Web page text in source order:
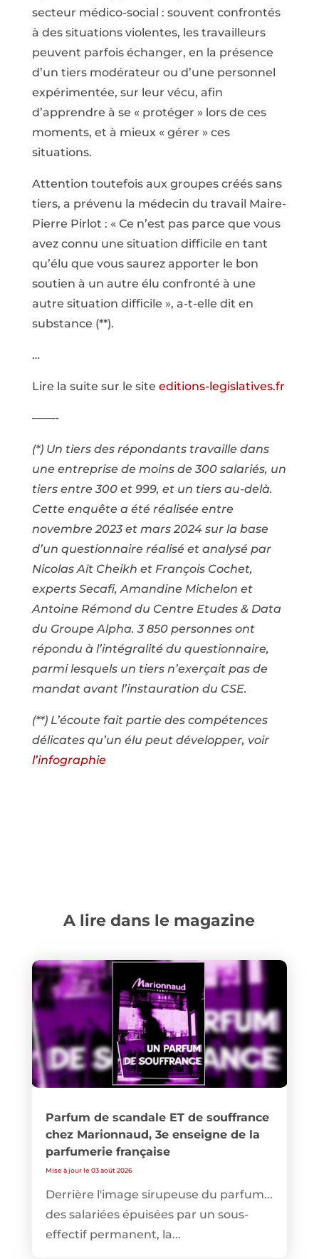
secteur médico-social : souvent confrontés
à des situations violentes, les travailleurs
peuvent parfois échanger, en la présence
d’un tiers modérateur ou d’une personnel
expérimentée, sur leur vécu, afin
d’apprendre à se « protéger » lors de ces
moments, et à mieux « gérer » ces
situations.
Attention toutefois aux groupes créés sans
tiers, a prévenu la médecin du travail Maire-
Pierre Pirlot : « Ce n’est pas parce que vous
avez connu une situation difficile en tant
qu’élu que vous saurez apporter le bon
soutien à un autre élu confronté à une
autre situation difficile », a-t-elle dit en
substance (**).
…
Lire la suite sur le site editions-legislatives.fr
——-
(*) Un tiers des répondants travaille dans
une entreprise de moins de 300 salariés, un
tiers entre 300 et 999, et un tiers au-delà.
Cette enquête a été réalisée entre
novembre 2023 et mars 2024 sur la base
d’un questionnaire réalisé et analysé par
Nicolas Aït Cheikh et François Cochet,
experts Secafi, Amandine Michelon et
Antoine Rémond du Centre Etudes & Data
du Groupe Alpha. 3 850 personnes ont
répondu à l’intégralité du questionnaire,
parmi lesquels un tiers n’exerçait pas de
mandat avant l’instauration du CSE.
(**) L’écoute fait partie des compétences
délicates qu’un élu peut développer, voir
l’infographie
A lire dans le magazine
Parfum de scandale ET de souffrance
chez Marionnaud, 3e enseigne de la
parfumerie française
Mise à jour le 03 août 2026
Derrière l'image sirupeuse du parfum...
des salariées épuisées par un sous-
effectif permanent, la...